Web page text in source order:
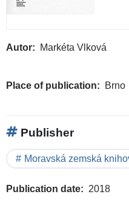
Autor Markéta Vlková
Place of publication Brno
Publisher
Moravská zemská
Publication date 2018